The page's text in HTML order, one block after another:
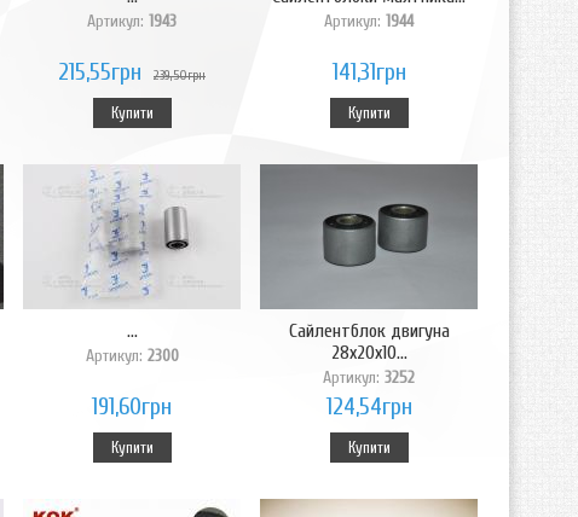
Артикул: 1943
215,55грн 239,50грн
Купити
Артикул: 1944
141,31грн
Купити
...
Артикул: 2300
191,60грн
Купити
Сайлентблок двигуна
28x20x10...
Артикул: 3252
124,54грн
Купити